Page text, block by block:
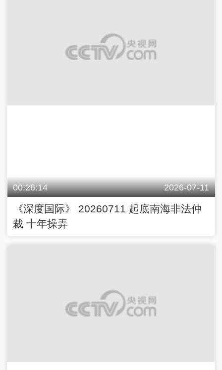
00:26:14 2026-07-11
《深度国际》 20260711 起底南海非法仲
裁 十年操弄